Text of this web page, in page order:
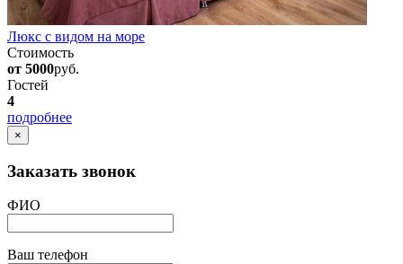
Люкс с видом на море
Стоимость
от 5000руб.
Гостей
4
подробнее
×
Заказать звонок
ФИО
Ваш телефон